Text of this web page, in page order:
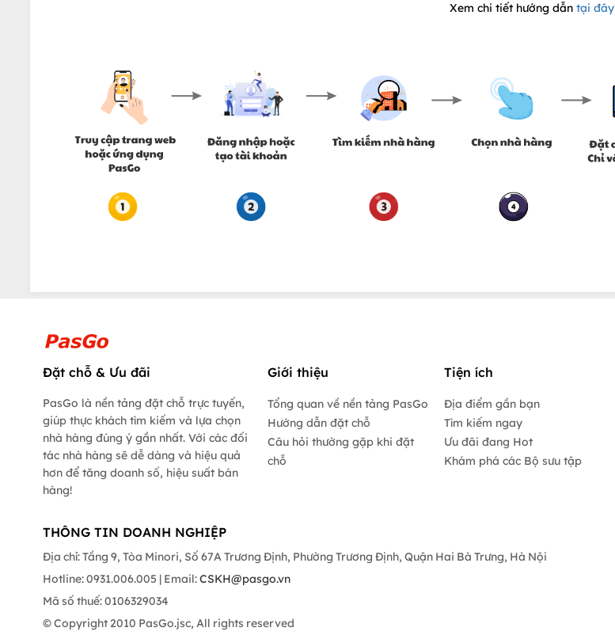
Xem chi tiết hướng dẫn tại đây
Đặt chỗ & Ưu đãi
PasGo là nền tảng đặt chỗ trực tuyến,
giúp thực khách tìm kiếm và lựa chọn
nhà hàng đúng ý gần nhất. Với các đối
tác nhà hàng sẽ dễ dàng và hiệu quả
hơn để tăng doanh số, hiệu suất bán
hàng!
Giới thiệu
Tổng quan về nền tảng PasGo
Hướng dẫn đặt chỗ
Câu hỏi thường gặp khi đặt
chỗ
Tiện ích
Địa điểm gần bạn
Tìm kiếm ngay
Ưu đãi đang Hot
Khám phá các Bộ sưu tập
THÔNG TIN DOANH NGHIỆP
Địa chỉ: Tầng 9, Tòa Minori, Số 67A Trương Định, Phường Trương Định, Quận Hai Bà Trưng, Hà Nội
Hotline: 0931.006.005 | Email:CSKH@pasgo.vn
Mã số thuế: 0106329034
© Copyright 2010 PasGo.jsc, All rights reserved